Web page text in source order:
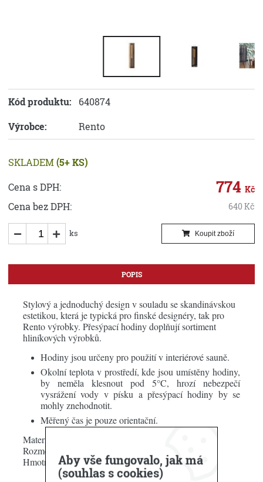
Kód produktu:
640874
Výrobce:
Rento
SKLADEM(5+ KS)
Cena s DPH:
774 Kč
Cena bez DPH: 640 Kč
ks Koupit zboží
POPIS
Stylový a jednoduchý design v souladu se skandinávskou
estetikou, která je typická pro finské designéry, tak pro
Rento výrobky. Přesýpací hodiny doplňují sortiment
hliníkových výrobků.
Hodiny jsou určeny pro použití v interiérové sauně.
Okolní teplota v prostředí, kde jsou umístěny hodiny,
by neměla klesnout pod 5°C, hrozí nebezpečí
vysrážení vody v písku a přesýpací hodiny by se
mohly znehodnotit.
Měřený čas je pouze orientační.
Materiál: Barevně eloxovaný hliník / bambus
Rozměry: Š 70 x Hl 30 x D 320 mm
Hmotnost: 0,4 kgAby vše fungovalo, jak má
(souhlas s cookies)